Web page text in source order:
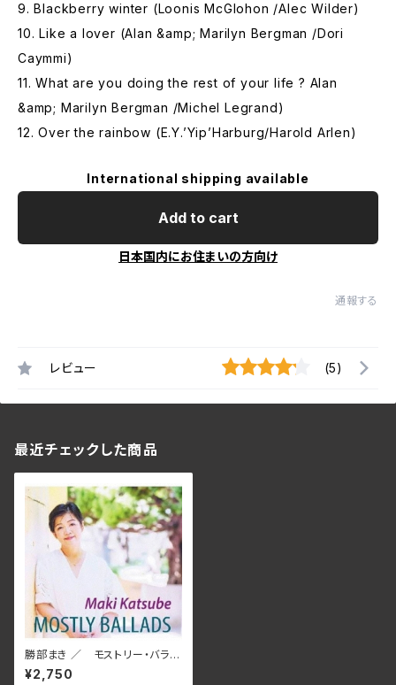
9. Blackberry winter (Loonis McGlohon /Alec Wilder)
10. Like a lover (Alan &amp; Marilyn Bergman /Dori
Caymmi)
11. What are you doing the rest of your life ? Alan
&amp; Marilyn Bergman /Michel Legrand)
12. Over the rainbow (E.Y.’Yip’Harburg/Harold Arlen)
International shipping available
Add to cart
日本国内にお住まいの方向け
通報する
レビュー (5)
最近チェックした商品
勝部まき ／ モストリー・バラッ
ズ YPM-086
¥2,750